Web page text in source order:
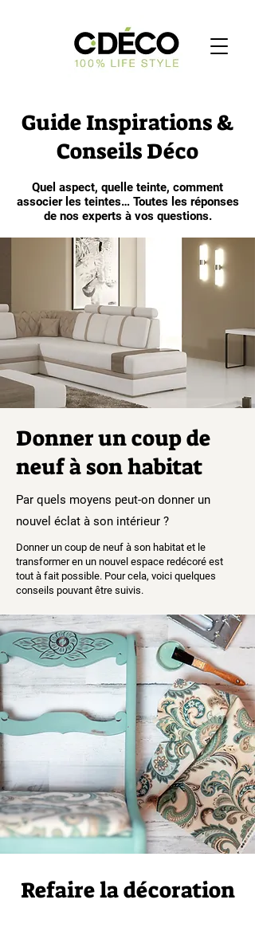
Guide Inspirations &
Conseils Déco
Quel aspect, quelle teinte, comment
associer les teintes… Toutes les réponses
de nos experts à vos questions.
Donner un coup de
neuf à son habitat
Par quels moyens peut-on donner un
nouvel éclat à son intérieur ?
Donner un coup de neuf à son habitat et le
transformer en un nouvel espace redécoré est
tout à fait possible. Pour cela, voici quelques
conseils pouvant être suivis.
Refaire la décoration